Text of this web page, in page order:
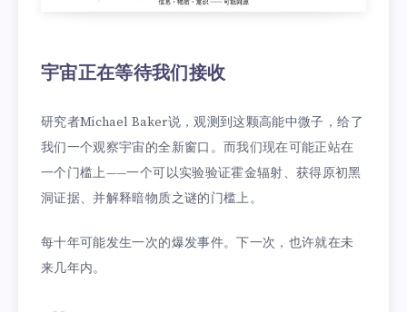
宇宙正在等待我们接收
研究者Michael Baker说，观测到这颗高能中微子，给了
我们一个观察宇宙的全新窗口。而我们现在可能正站在
一个门槛上——一个可以实验验证霍金辐射、获得原初黑
洞证据、并解释暗物质之谜的门槛上。
每十年可能发生一次的爆发事件。下一次，也许就在未
来几年内。